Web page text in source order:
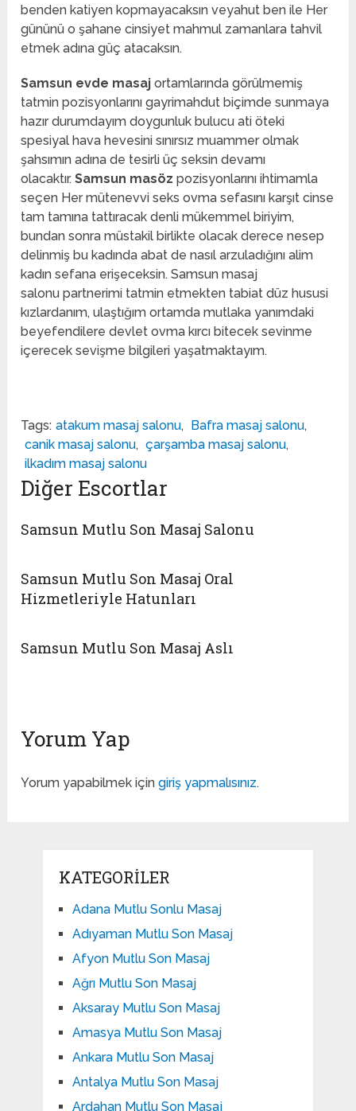
benden katiyen kopmayacaksın veyahut ben ile Her
gününü o şahane cinsiyet mahmul zamanlara tahvil
etmek adına güç atacaksın.
Samsun evde masajortamlarında görülmemiş
tatmin pozisyonlarını gayrimahdut biçimde sunmaya
hazır durumdayım doygunluk bulucu ati öteki
spesiyal hava hevesini sınırsız muammer olmak
şahsımın adına de tesirli üç seksin devamı
olacaktır.Samsun masözpozisyonlarını ihtimamla
seçen Her mütenevvi seks ovma sefasını karşıt cinse
tam tamına tattıracak denli mükemmel biriyim,
bundan sonra müstakil birlikte olacak derece nesep
delinmiş bu kadında abat de nasıl arzuladığını alim
kadın sefana erişeceksin. Samsun masaj
salonu partnerimi tatmin etmekten tabiat düz hususi
kızlardanım, ulaştığım ortamda mutlaka yanımdaki
beyefendilere devlet ovma kırcı bitecek sevinme
içerecek sevişme bilgileri yaşatmaktayım.
Tags: atakum masaj salonu, Bafra masaj salonu,
canik masaj salonu, çarşamba masaj salonu,
ilkadım masaj salonu
Diğer Escortlar
Samsun Mutlu Son Masaj Salonu
Samsun Mutlu Son Masaj Oral
Hizmetleriyle Hatunları
Samsun Mutlu Son Masaj Aslı
Yorum Yap
Yorum yapabilmek içingiriş yapmalısınız.
KATEGORILER
Adana Mutlu Sonlu Masaj
Adıyaman Mutlu Son Masaj
Afyon Mutlu Son Masaj
Ağrı Mutlu Son Masaj
Aksaray Mutlu Son Masaj
Amasya Mutlu Son Masaj
Ankara Mutlu Son Masaj
Antalya Mutlu Son Masaj
Ardahan Mutlu Son Masaj